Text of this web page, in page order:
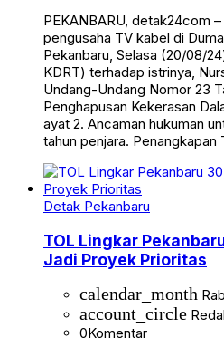
PEKANBARU, detak24com
pengusaha TV kabel di
Pekanbaru, Selasa (20/08/
KDRT) terhadap istrinya,
Undang-Undang Nomor 23
Penghapusan Kekerasan
ayat 2. Ancaman hukuman
tahun penjara.
Detak Pekanbaru
TOL Lingkar
Jadi Proyek Prioritas
calendar_month
account_circle
0Komentar